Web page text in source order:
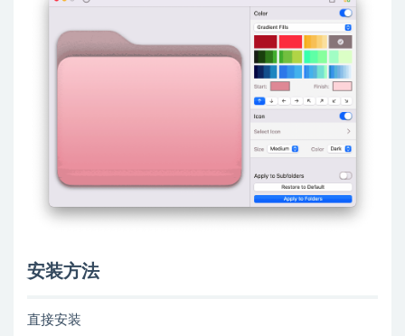
安装方法
直接安装